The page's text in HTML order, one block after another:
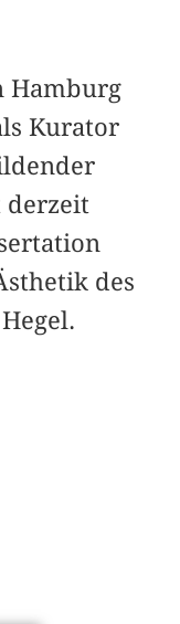
Hamburg
Kurator
derzeit
des